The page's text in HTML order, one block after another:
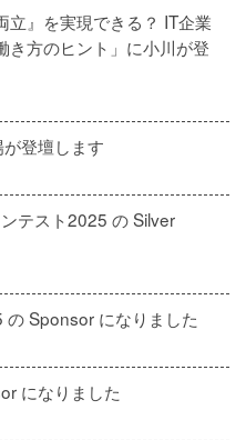
立』を実現できる？ IT企業
き方のヒント」に小川が登
登壇します
テスト2025 の Silver
Sponsor になりました
になりました